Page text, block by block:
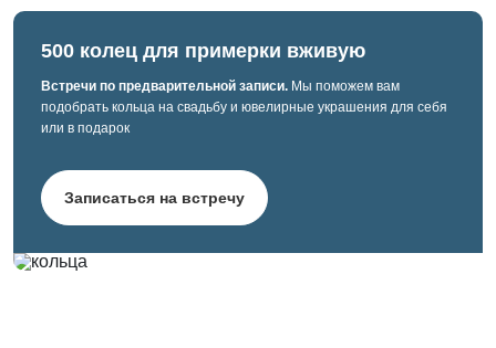
500 колец для примерки вживую
Встречи по предварительной записи. Мы поможем вам
подобрать кольца на свадьбу и ювелирные украшения для себя
или в подарок
Записаться на встречу